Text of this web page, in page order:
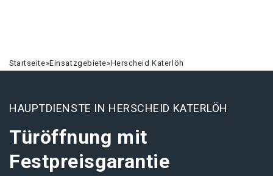
Startseite»Einsatzgebiete»Herscheid Katerlöh
HAUPTDIENSTE IN HERSCHEID KATERLÖH
Türöffnung mit
Festpreisgarantie